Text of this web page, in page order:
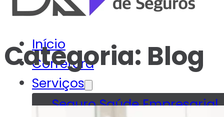
Início
Corretora
Serviços
Seguro Saúde Empresarial
Categoria: Blog